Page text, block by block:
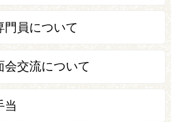
門員について
会交流について
当